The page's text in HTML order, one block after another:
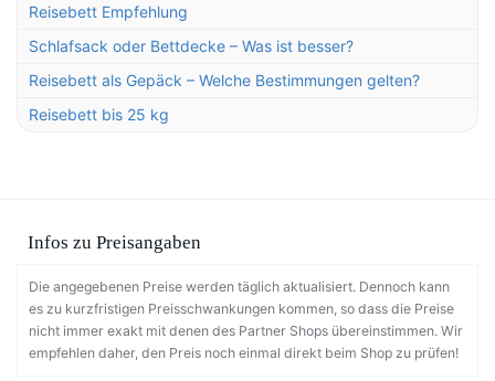
Reisebett Empfehlung
Schlafsack oder Bettdecke – Was ist besser?
Reisebett als Gepäck – Welche Bestimmungen gelten?
Reisebett bis 25 kg
Infos zu Preisangaben
Die angegebenen Preise werden täglich aktualisiert. Dennoch kann
es zu kurzfristigen Preisschwankungen kommen, so dass die Preise
nicht immer exakt mit denen des Partner Shops übereinstimmen. Wir
empfehlen daher, den Preis noch einmal direkt beim Shop zu prüfen!